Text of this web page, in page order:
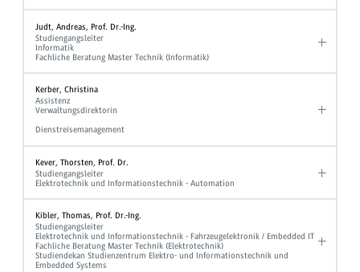
Judt, Andreas, Prof. Dr.-Ing.
Studiengangsleiter
Informatik
Fachliche Beratung Master Technik (Informatik)
Kerber, Christina
Assistenz
Verwaltungsdirektorin
Dienstreisemanagement
Kever, Thorsten, Prof. Dr.
Studiengangsleiter
Elektrotechnik und Informationstechnik - Automation
Kibler, Thomas, Prof. Dr.-Ing.
Studiengangsleiter
Elektrotechnik und Informationstechnik - Fahrzeugelektronik / Embedded IT
Fachliche Beratung Master Technik (Elektrotechnik)
Studiendekan Studienzentrum Elektro- und Informationstechnik und
Embedded Systems